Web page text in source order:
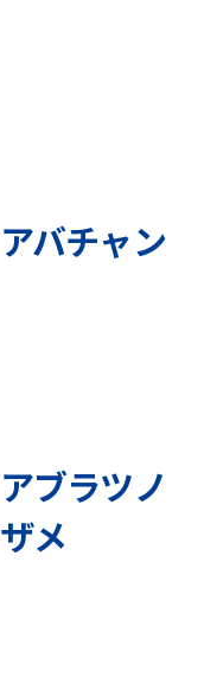
アバチャン
アブラツノ
ザメ